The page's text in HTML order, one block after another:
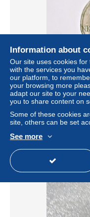
Rare! Plaque
G.M./WWII
Information about
Our site uses cookies
with the services you
our platform, to
your browsing more
adapt our site to your
you to share content on
Some of these cookies
site, others can be set
See more